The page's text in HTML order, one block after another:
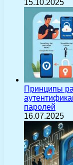
15.10.2025
Принципы
паролей
16.07.2025